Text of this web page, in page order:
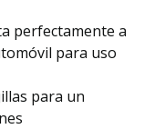
perfectamente a
para uso
para un